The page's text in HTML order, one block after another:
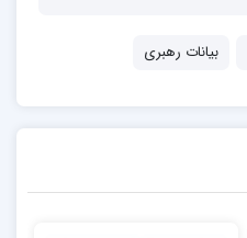
بیانات رهبری